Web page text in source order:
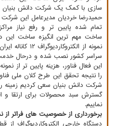
سازی با کمک یک شرکت دانش بنیان
حمیدرضا خردیان مدیرعامل این
تمام شده پایین تر و رفع نیاز
ساخت مهم ترین انگیزه ساخت این
نمونه از
سراسر کشور نصب شده و درحال
این فعال فناور، هزینه پایین تر از
را نتیجه تحقق این طرح کلان ملی
شرکت دانش بنیان سعی کردیم زمینه
گسترش سبد محصولات برای ارتقا و
نماییم.
برخورداری از خصوصیت های فراتر از
دستگاه خارجی الکتروکاردیوگراف از